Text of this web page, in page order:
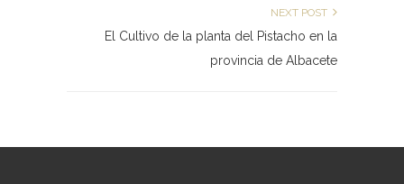
NEXT POST
El Cultivo de la planta del Pistacho en la
provincia de Albacete